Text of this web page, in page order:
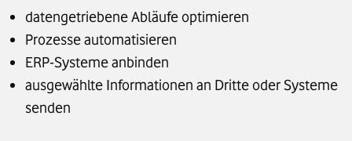
datengetriebene Abläufe optimieren
Prozesse automatisieren
ERP-Systeme anbinden
ausgewählte Informationen an Dritte oder Systeme
senden